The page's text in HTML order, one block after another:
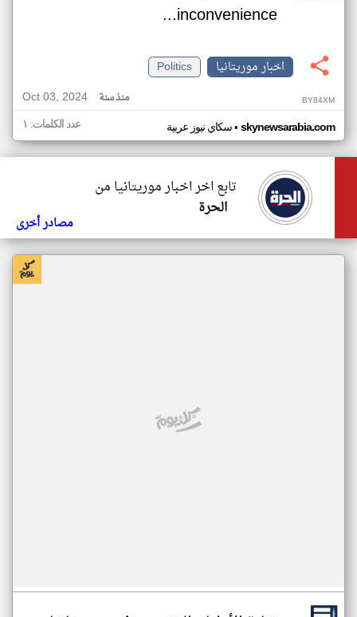
inconvenience...
اخبار موريتانيا
Politics
Oct 03, 2024
منذ سنة BY84XM
سكاي نيوز عربية• skynewsarabia.com عدد الكلمات: ١
تابع اخر اخبار موريتانيا من
الحرة
مصادر أخرى